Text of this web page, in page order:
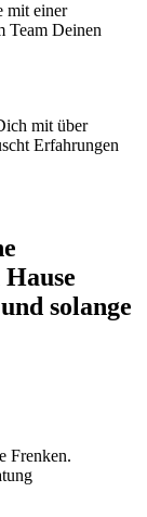
mit einer
Team Deinen
mit über
Erfahrungen
solange
Frenken.